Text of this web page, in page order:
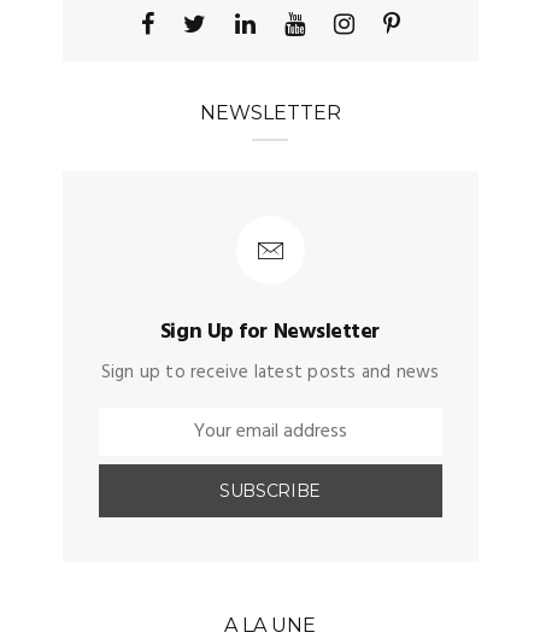
NEWSLETTER
Sign Up for Newsletter
Sign up to receive latest posts and news
A LA UNE